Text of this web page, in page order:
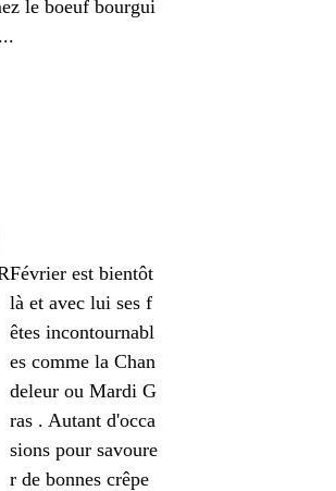
le boeuf bourgui
Février est bientôt
là et avec lui ses f
êtes incontournabl
es comme la Chan
deleur ou Mardi G
ras . Autant d'occa
sions pour savoure
r de bonnes crêpe